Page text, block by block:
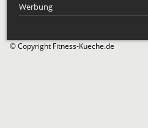
Werbung
© Copyright Fitness-Kueche.de